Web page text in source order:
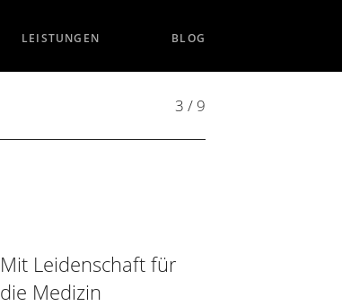
LEISTUNGEN BLOG
3 / 9
Mit Leidenschaft für
die Medizin